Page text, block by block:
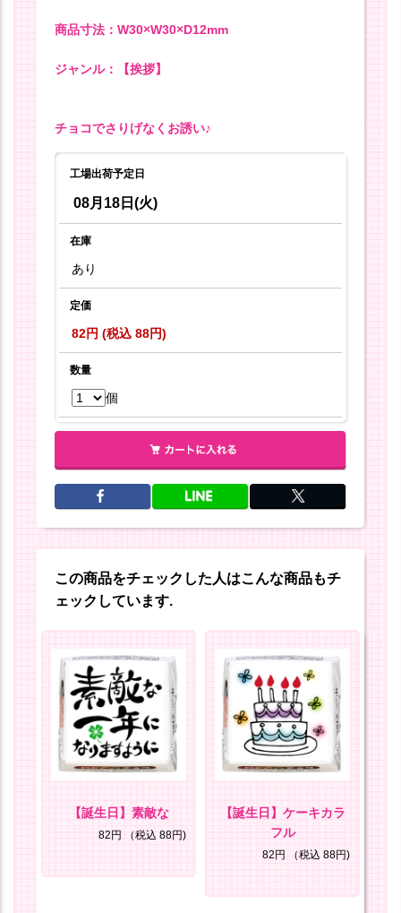
商品寸法：W30×W30×D12mm
ジャンル：【挨拶】
チョコでさりげなくお誘い♪
工場出荷予定日
08月18日(火)
在庫
あり
定価
82円 (税込 88円)
数量
個
この商品をチェックした人はこんな商品もチ
ェックしています.
【誕生日】素敵な
82円 （税込 88円)
【誕生日】ケーキカラ
フル
82円 （税込 88円)